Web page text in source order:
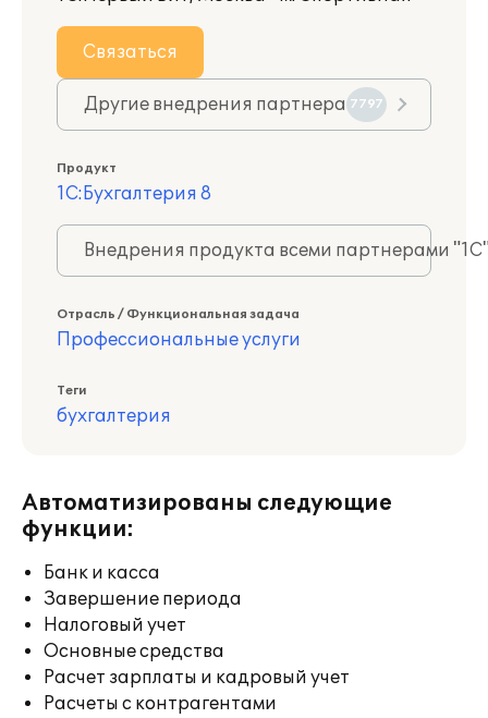
Связаться
Другие внедрения партнера 7797
Продукт
1С:Бухгалтерия 8
Внедрения продукта всеми партнерами
Отрасль / Функциональная задача
Профессиональные услуги
Теги
бухгалтерия
Автоматизированы следующие
функции:
Банк и касса
Завершение периода
Налоговый учет
Основные средства
Расчет зарплаты и кадровый учет
Расчеты с контрагентами